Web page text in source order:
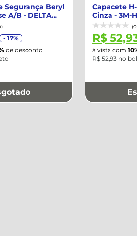
Segurança Beryl
A/B - DELTA
- 17%
de desconto
Capacete
Cinza - 3M-
R$
à vista com
R$ 52,93 no